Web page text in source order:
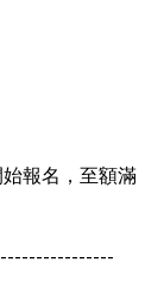
報名，至額滿